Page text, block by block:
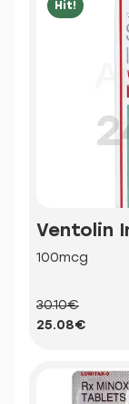
Hit!
Ventolin
100mcg
30.10€
25.08€